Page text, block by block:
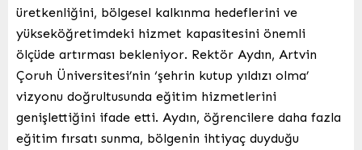
üretkenliğini, bölgesel kalkınma hedeflerini ve
yükseköğretimdeki hizmet kapasitesini önemli
ölçüde artırması bekleniyor. Rektör Aydın, Artvin
Çoruh Üniversitesi’nin ‘şehrin kutup yıldızı olma’
vizyonu doğrultusunda eğitim hizmetlerini
genişlettiğini ifade etti. Aydın, öğrencilere daha fazla
eğitim fırsatı sunma, bölgenin ihtiyaç duyduğu